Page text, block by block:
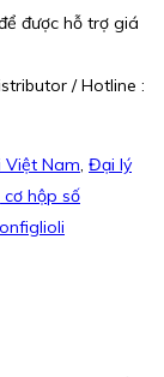
được hỗ trợ giá
/ Hotline :
Việt Nam, Đại lý
hộp số